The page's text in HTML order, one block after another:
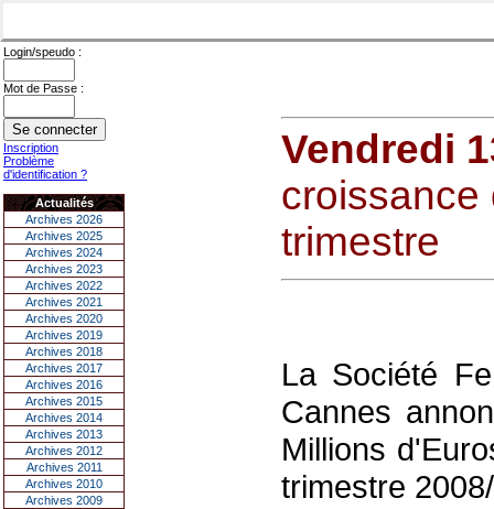
Login/speudo :
Mot de Passe :
Inscription
Problème
d'identification ?
Actualités
Archives 2026
Archives 2025
Archives 2024
Archives 2023
Archives 2022
Archives 2021
Archives 2020
Archives 2019
Archives 2018
Archives 2017
Archives 2016
Archives 2015
Archives 2014
Archives 2013
Archives 2012
Archives 2011
Archives 2010
Archives 2009
Vendredi
croissance
trimestre
La Société
Cannes
Millions
trimestre